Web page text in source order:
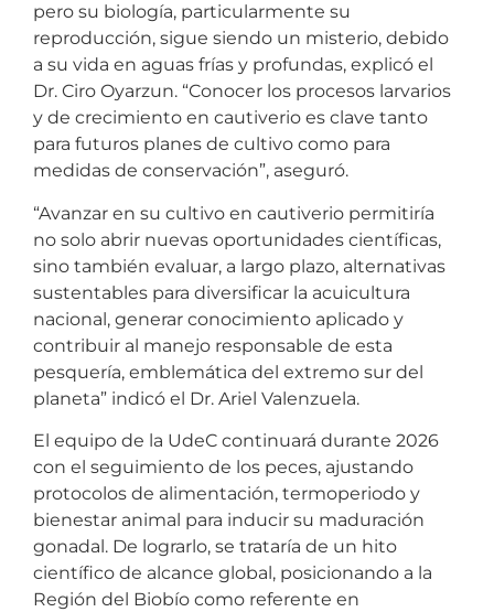
pero su biología, particularmente su
reproducción, sigue siendo un misterio, debido
a su vida en aguas frías y profundas, explicó el
Dr. Ciro Oyarzun. “Conocer los procesos larvarios
y de crecimiento en cautiverio es clave tanto
para futuros planes de cultivo como para
medidas de conservación”, aseguró.
“Avanzar en su cultivo en cautiverio permitiría
no solo abrir nuevas oportunidades científicas,
sino también evaluar, a largo plazo, alternativas
sustentables para diversificar la acuicultura
nacional, generar conocimiento aplicado y
contribuir al manejo responsable de esta
pesquería, emblemática del extremo sur del
planeta” indicó el Dr. Ariel Valenzuela.
El equipo de la UdeC continuará durante 2026
con el seguimiento de los peces, ajustando
protocolos de alimentación, termoperiodo y
bienestar animal para inducir su maduración
gonadal. De lograrlo, se trataría de un hito
científico de alcance global, posicionando a la
Región del Biobío como referente en